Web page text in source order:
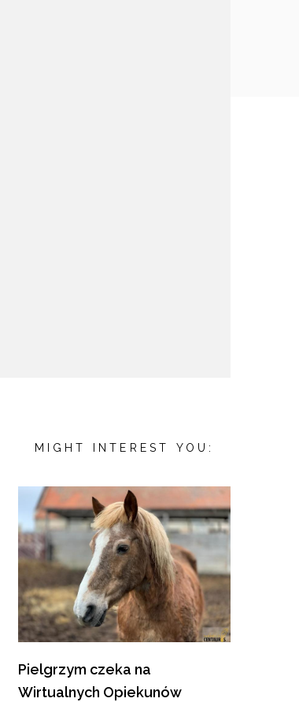
MIGHT INTEREST YOU:
Pielgrzym czeka na
Wirtualnych Opiekunów